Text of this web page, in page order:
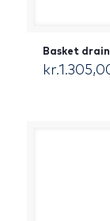
Basket
kr.